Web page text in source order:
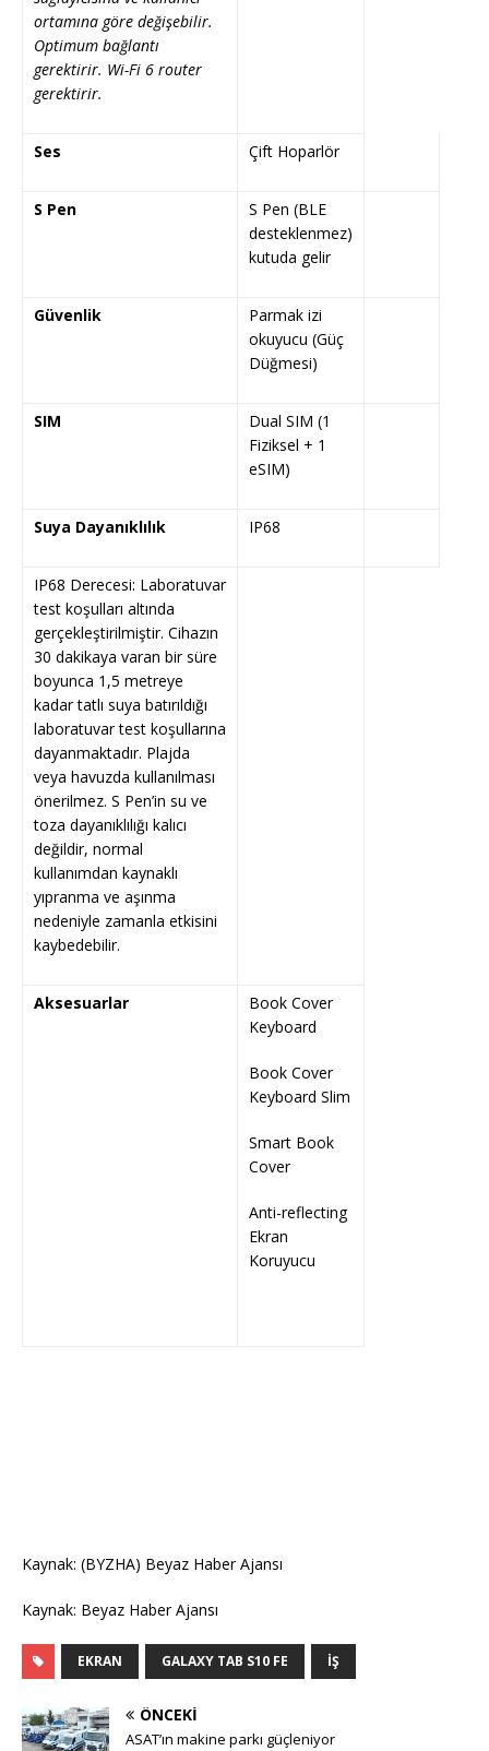
ortamına göre değişebilir.
Optimum bağlantı
gerektirir. Wi-Fi 6 router
gerektirir.
Ses Çift Hoparlör
S Pen
S Pen (BLE
desteklenmez)
kutuda gelir
Güvenlik
Parmak izi
okuyucu (Güç
Düğmesi)
SIM
Dual SIM (1
Fiziksel + 1
eSIM)
Suya Dayanıklılık IP68
IP68 Derecesi: Laboratuvar
test koşulları altında
gerçekleştirilmiştir. Cihazın
30 dakikaya varan bir süre
boyunca 1,5 metreye
kadar tatlı suya batırıldığı
laboratuvar test koşullarına
dayanmaktadır. Plajda
veya havuzda kullanılması
önerilmez. S Pen’in su ve
toza dayanıklılığı kalıcı
değildir, normal
kullanımdan kaynaklı
yıpranma ve aşınma
nedeniyle zamanla etkisini
kaybedebilir.
Aksesuarlar
Book Cover
Keyboard
Book Cover
Keyboard Slim
Smart Book
Cover
Anti-reflecting
Ekran
Koruyucu
Kaynak: (BYZHA) Beyaz Haber Ajansı
Kaynak: Beyaz Haber Ajansı
EKRAN GALAXY TAB S10 FE İŞ
ÖNCEKI
ASAT’ın makine parkı güçleniyor